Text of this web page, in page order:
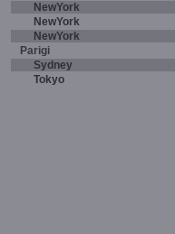
NewYork
NewYork
NewYork
Parigi
Sydney
Tokyo